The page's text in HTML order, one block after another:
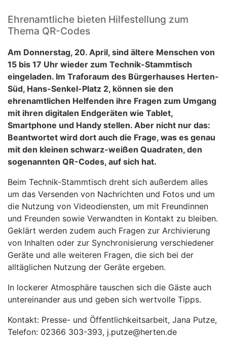
Ehrenamtliche bieten Hilfestellung zum
Thema QR-Codes
Am Donnerstag, 20. April, sind ältere Menschen von
15 bis 17 Uhr wieder zum Technik-Stammtisch
eingeladen. Im Traforaum des Bürgerhauses Herten-
Süd, Hans-Senkel-Platz 2, können sie den
ehrenamtlichen Helfenden ihre Fragen zum Umgang
mit ihren digitalen Endgeräten wie Tablet,
Smartphone und Handy stellen. Aber nicht nur das:
Beantwortet wird dort auch die Frage, was es genau
mit den kleinen schwarz-weißen Quadraten, den
sogenannten QR-Codes, auf sich hat.
Beim Technik-Stammtisch dreht sich außerdem alles
um das Versenden von Nachrichten und Fotos und um
die Nutzung von Videodiensten, um mit Freundinnen
und Freunden sowie Verwandten in Kontakt zu bleiben.
Geklärt werden zudem auch Fragen zur Archivierung
von Inhalten oder zur Synchronisierung verschiedener
Geräte und alle weiteren Fragen, die sich bei der
alltäglichen Nutzung der Geräte ergeben.
In lockerer Atmosphäre tauschen sich die Gäste auch
untereinander aus und geben sich wertvolle Tipps.
Kontakt: Presse- und Öffentlichkeitsarbeit, Jana Putze,
Telefon: 02366 303-393, j.putze@herten.de